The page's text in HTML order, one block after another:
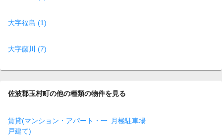
大字福島 (1)
大字藤川 (7)
佐波郡玉村町の他の種類の物件を見る
賃貸(マンション・アパート・一
戸建て)
月極駐車場